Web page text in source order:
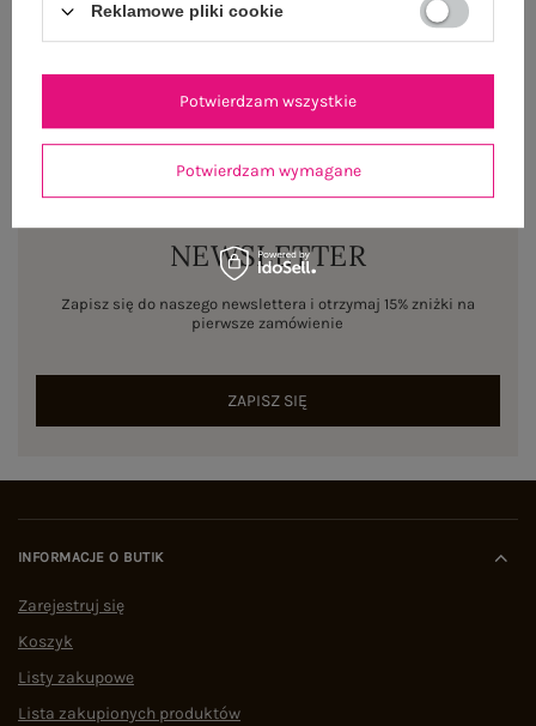
Rozmiar: One size
NEWSLETTER
Zapisz się do naszego newslettera i otrzymaj 15% zniżki na
pierwsze zamówienie
ZAPISZ SIĘ
INFORMACJE O BUTIK
Zarejestruj się
Koszyk
Listy zakupowe
Lista zakupionych produktów
Reklamowe pliki cookie
Potwierdzam wymagane
Potwierdzam wszystkie